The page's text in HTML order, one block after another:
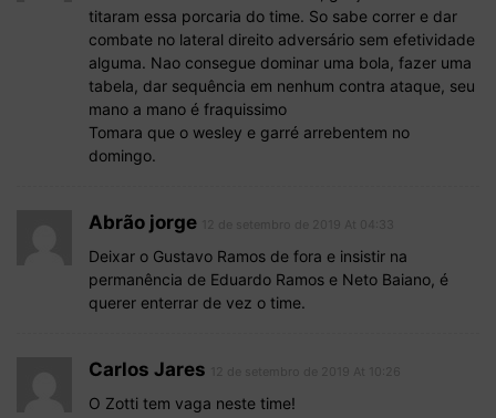
titaram essa porcaria do time. So sabe correr e dar
combate no lateral direito adversário sem efetividade
alguma. Nao consegue dominar uma bola, fazer uma
tabela, dar sequência em nenhum contra ataque, seu
mano a mano é fraquissimo
Tomara que o wesley e garré arrebentem no
domingo.
Abrão jorge
Deixar o Gustavo Ramos de fora e insistir na
permanência de Eduardo Ramos e Neto Baiano, é
querer enterrar de vez o time.
Carlos Jares
O Zotti tem vaga neste time!